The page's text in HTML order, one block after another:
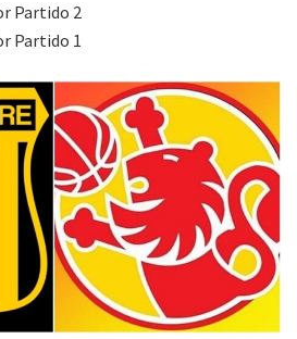
Partido 2
Partido 1